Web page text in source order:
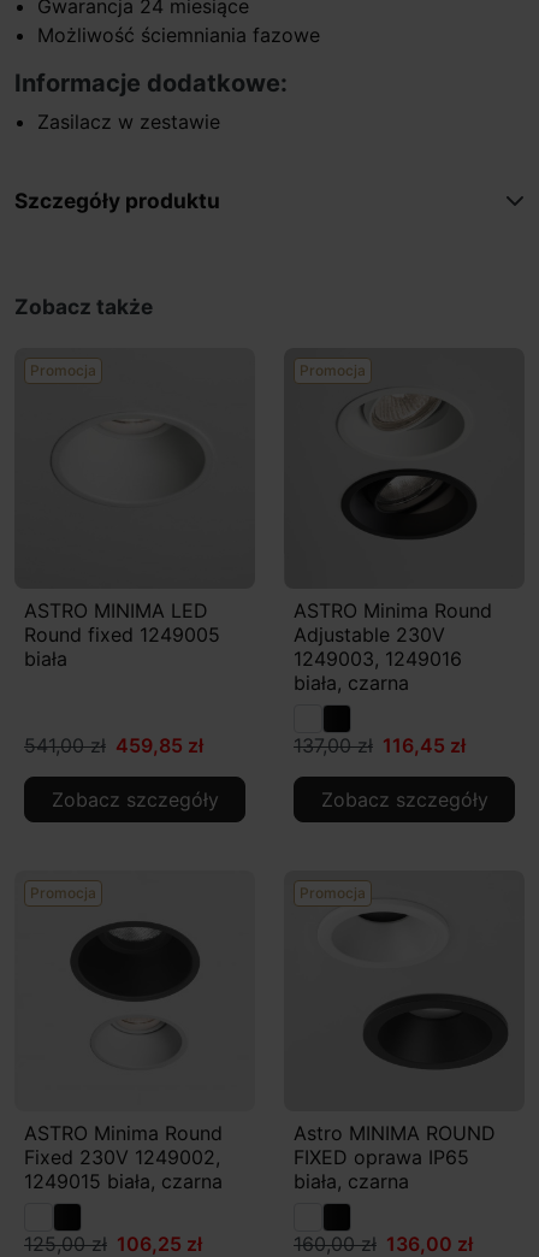
Gwarancja 24 miesiące
Możliwość ściemniania fazowe
Informacje dodatkowe:
Zasilacz w zestawie
Szczegóły produktu
Zobacz także
Promocja
ASTRO MINIMA LED
Round fixed 1249005
biała
541,00 zł 459,85 zł
Zobacz szczegóły
Promocja
ASTRO Minima Round
Adjustable 230V
1249003, 1249016
biała, czarna
137,00 zł 116,45 zł
Zobacz szczegóły
Promocja
ASTRO Minima Round
Fixed 230V 1249002,
1249015 biała, czarna
125,00 zł 106,25 zł
Promocja
Astro MINIMA ROUND
FIXED oprawa IP65
biała, czarna
160,00 zł 136,00 zł